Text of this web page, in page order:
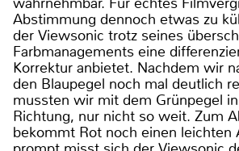
Abstimmung dennoch etwas zu
der Viewsonic trotz seines
Farbmanagements eine
Korrektur anbietet. Nachdem wir
den Blaupegel noch mal deutlich
mussten wir mit dem Grünpegel
Richtung, nur nicht so weit. Zum
bekommt Rot noch einen leichten